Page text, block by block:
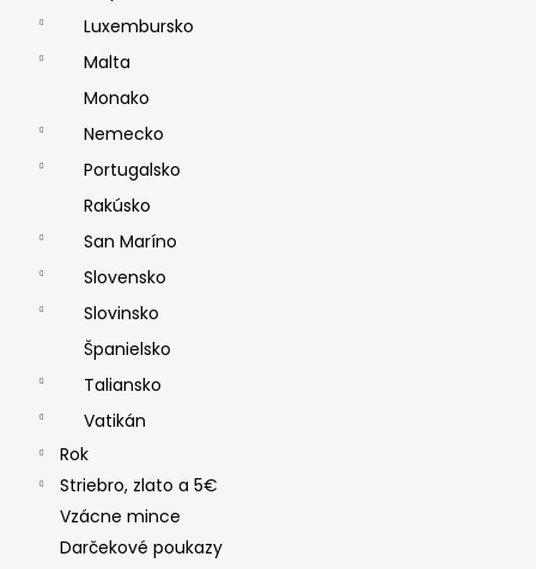
Luxembursko
Malta
Monako
Nemecko
Portugalsko
Rakúsko
San Maríno
Slovensko
Slovinsko
Španielsko
Taliansko
Vatikán
Rok
Striebro, zlato a 5€
Vzácne mince
Darčekové poukazy